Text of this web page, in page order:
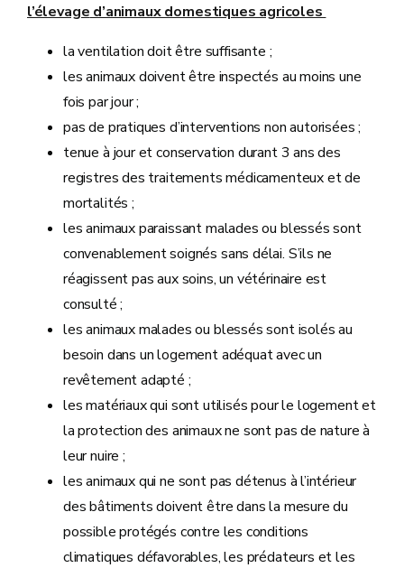
l’élevage d’animaux domestiques agricoles
la ventilation doit être suffisante ;
les animaux doivent être inspectés au moins une
fois par jour ;
pas de pratiques d’interventions non autorisées ;
tenue à jour et conservation durant 3 ans des
registres des traitements médicamenteux et de
mortalités ;
les animaux paraissant malades ou blessés sont
convenablement soignés sans délai. S’ils ne
réagissent pas aux soins, un vétérinaire est
consulté ;
les animaux malades ou blessés sont isolés au
besoin dans un logement adéquat avec un
revêtement adapté ;
les matériaux qui sont utilisés pour le logement et
la protection des animaux ne sont pas de nature à
leur nuire ;
les animaux qui ne sont pas détenus à l’intérieur
des bâtiments doivent être dans la mesure du
possible protégés contre les conditions
climatiques défavorables, les prédateurs et les